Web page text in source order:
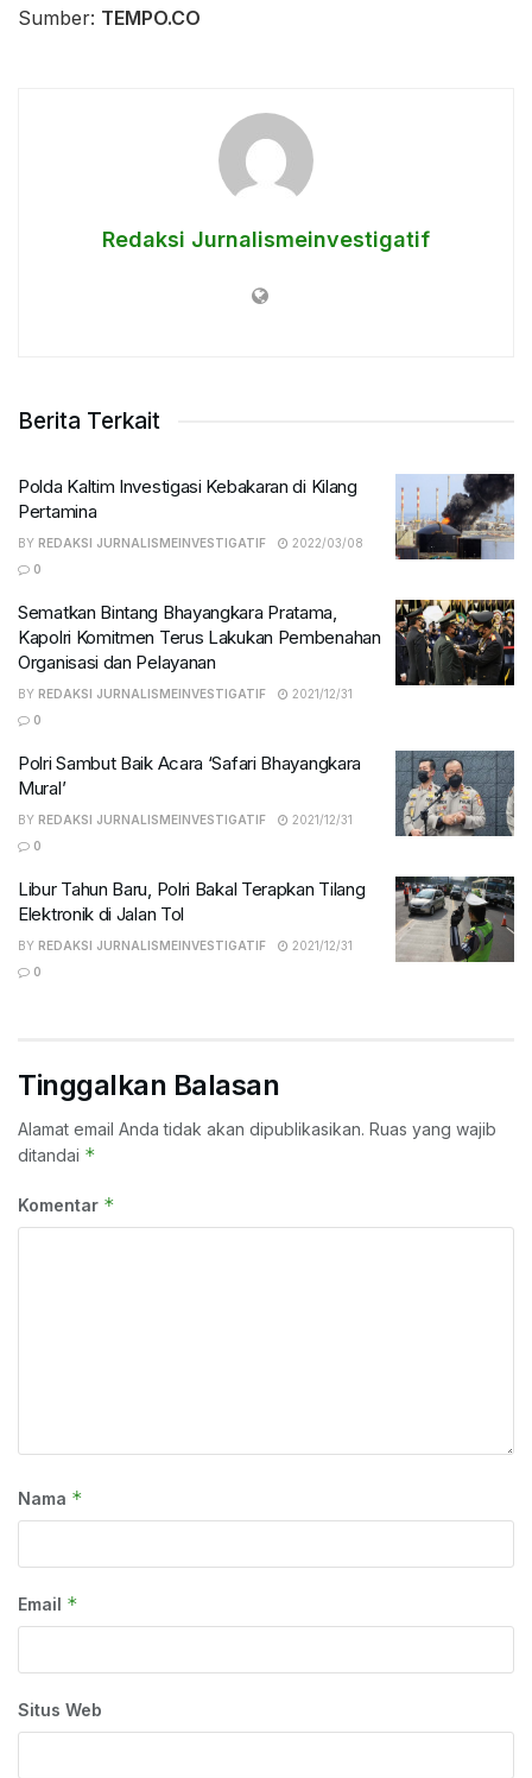
Sumber: TEMPO.CO
Redaksi Jurnalismeinvestigatif
Berita Terkait
Polda Kaltim Investigasi Kebakaran di Kilang
Pertamina
BY REDAKSI JURNALISMEINVESTIGATIF
2022/03/08
0
Sematkan Bintang Bhayangkara Pratama,
Kapolri Komitmen Terus Lakukan Pembenahan
Organisasi dan Pelayanan
BY REDAKSI JURNALISMEINVESTIGATIF
2021/12/31
0
Polri Sambut Baik Acara ‘Safari Bhayangkara
Mural’
BY REDAKSI JURNALISMEINVESTIGATIF
2021/12/31
0
Libur Tahun Baru, Polri Bakal Terapkan Tilang
Elektronik di Jalan Tol
BY REDAKSI JURNALISMEINVESTIGATIF
2021/12/31
0
Tinggalkan Balasan
Alamat email Anda tidak akan dipublikasikan. Ruas yang wajib
ditandai *
Komentar *
Nama *
Email *
Situs Web